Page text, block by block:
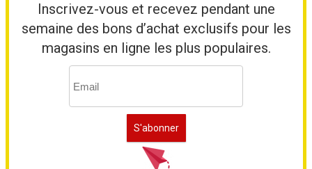
Inscrivez-vous et recevez pendant une
semaine des bons d’achat exclusifs pour les
magasins en ligne les plus populaires.